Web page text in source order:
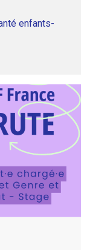
enfants-